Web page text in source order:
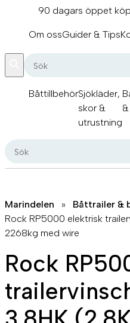
innehåll
90 dagars öppet köp
Om ossGuider & Tips
BåttillbehörSjökläder,
skor &
utrustning
Marindelen » Båttrailer &
Rock RP5000 elektrisk
2268kg med wire
Rock